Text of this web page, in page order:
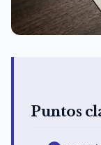
Puntos